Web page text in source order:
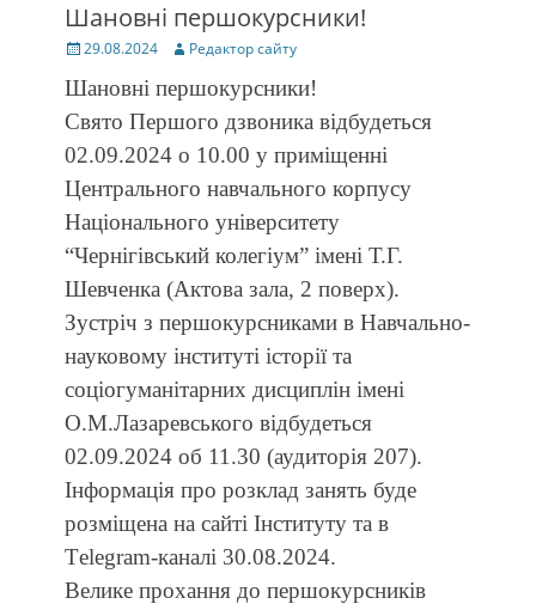
Шановні першокурсники!
Posted
29.08.2024 Author
Редактор сайту
Шановні першокурсники!
Свято Першого дзвоника відбудеться
02.09.2024 о 10.00 у приміщенні
Центрального навчального корпусу
Національного університету
“Чернігівський колегіум” імені Т.Г.
Шевченка (Актова зала, 2 поверх).
Зустріч з першокурсниками в Навчально-
науковому інституті історії та
соціогуманітарних дисциплін імені
О.М.Лазаревського відбудеться
02.09.2024 об 11.30 (аудиторія 207).
Інформація про розклад занять буде
розміщена на сайті Інституту та в
Тelegram-каналі 30.08.2024.
Велике прохання до першокурсників